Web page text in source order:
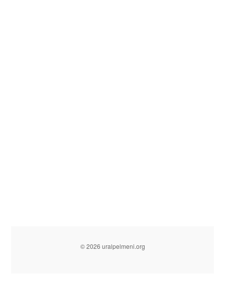
© 2026 uralpelmeni.org